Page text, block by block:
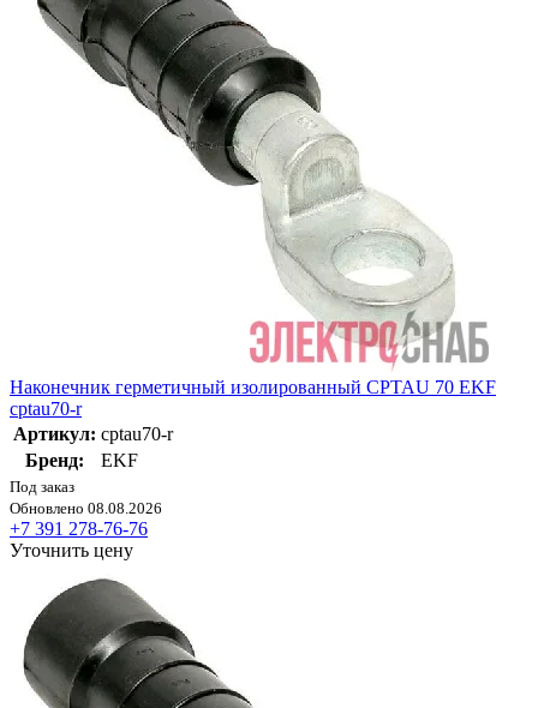
Наконечник герметичный изолированный CPTAU 70 EKF
cptau70-r
Артикул: cptau70-r
Бренд:
EKF
Под заказ
Обновлено 08.08.2026
+7 391 278-76-76
Уточнить цену